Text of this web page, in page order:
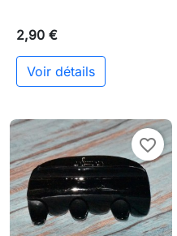
2,90 €
Voir détails
favorite_border